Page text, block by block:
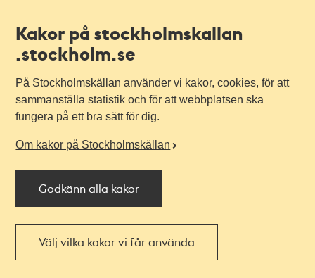
Kakor på stockholmskallan
.stockholm.se
På Stockholmskällan använder vi kakor, cookies, för att
sammanställa statistik och för att webbplatsen ska
fungera på ett bra sätt för dig.
Om kakor på Stockholmskällan
Godkänn alla kakor
Välj vilka kakor vi får använda